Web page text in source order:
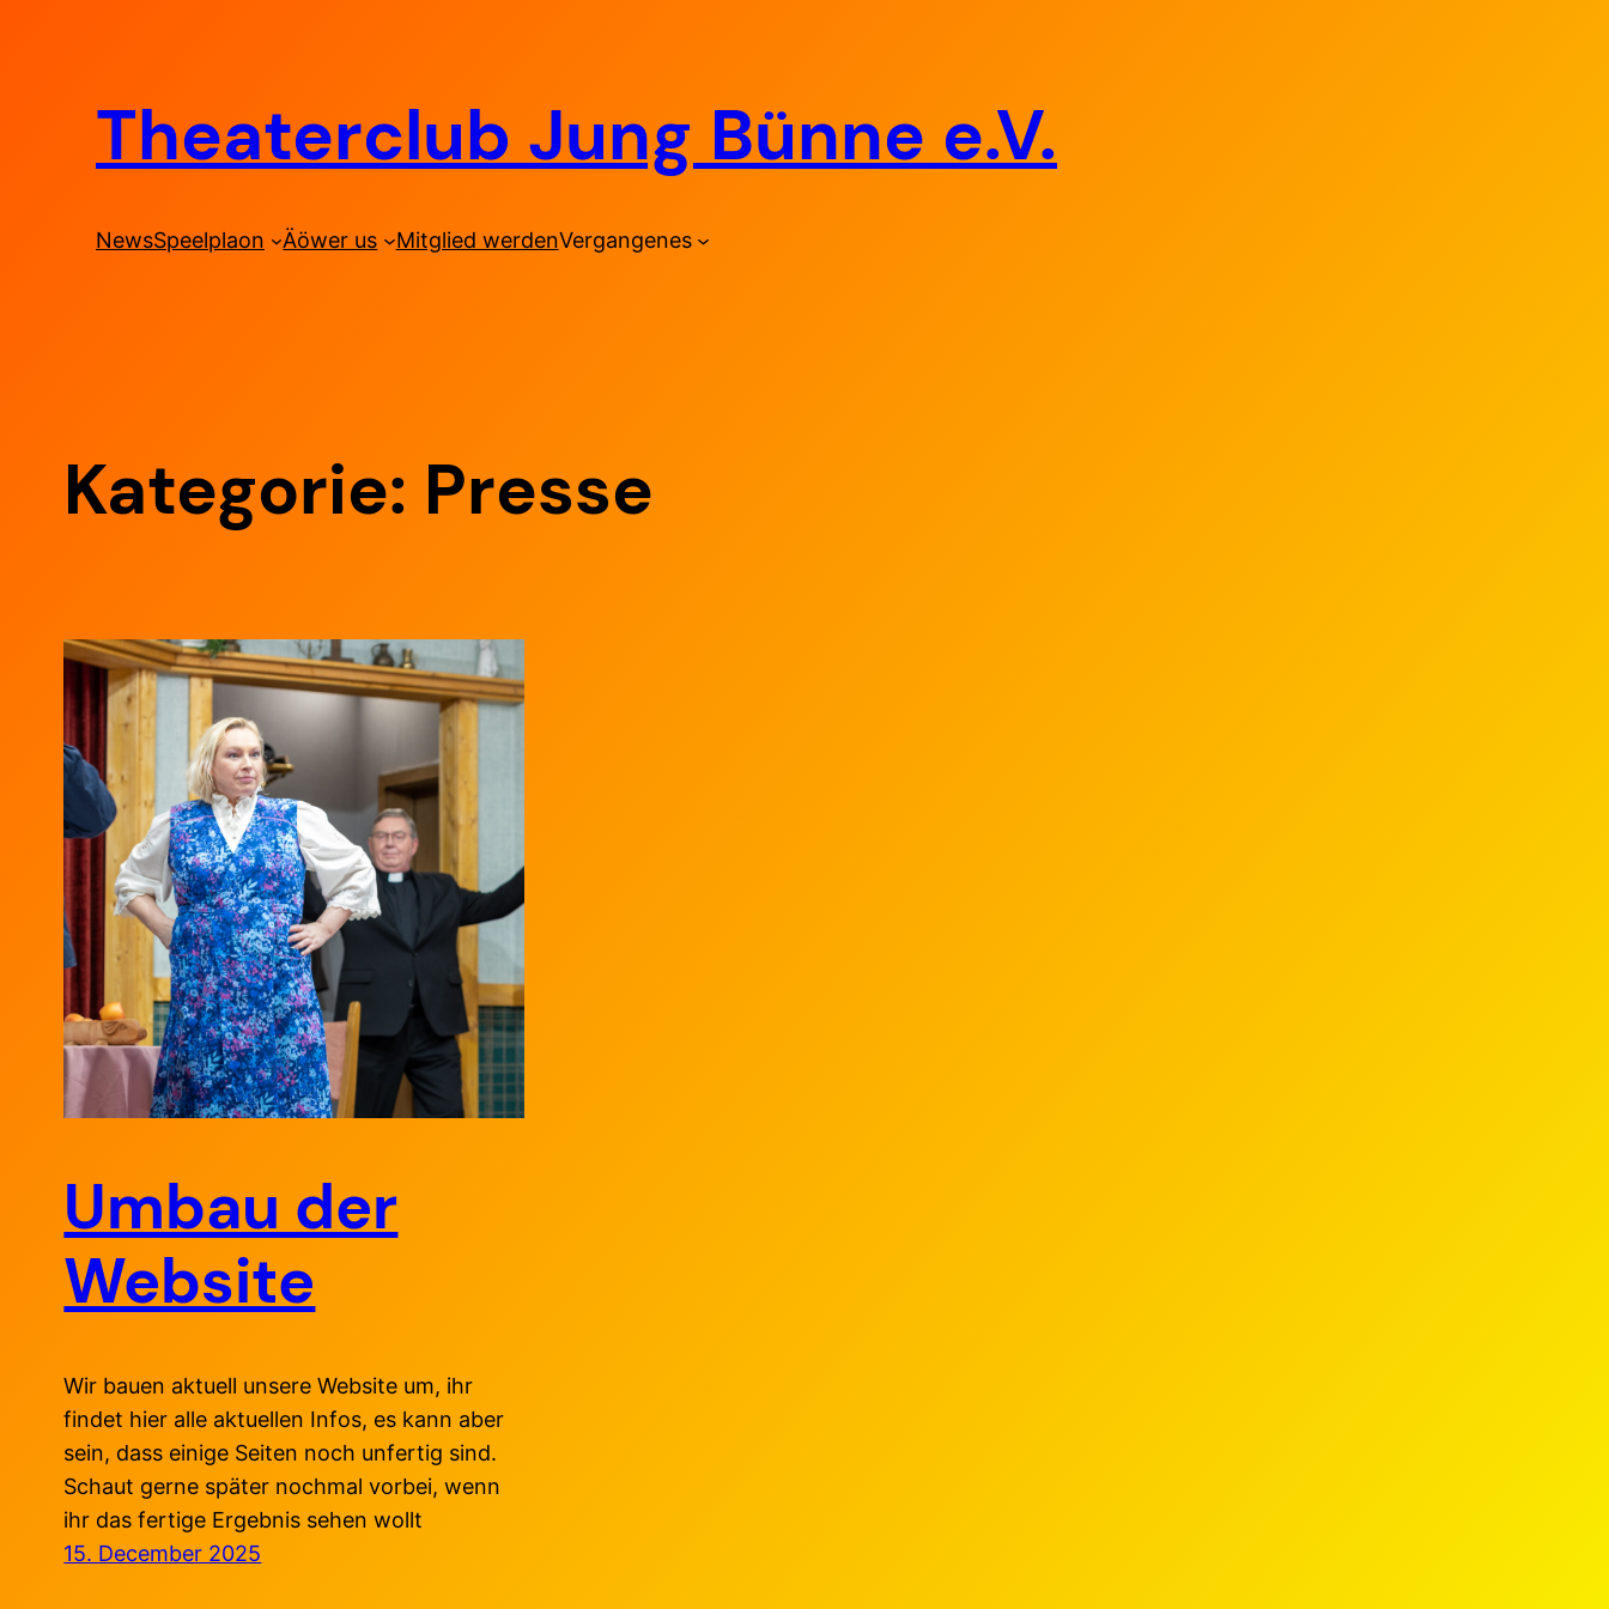
Theaterclub Jung Bünne e.V.
NewsSpeelplaon Äöwer us Mitglied werdenVergangenes
Kategorie: Presse
Umbau der
Website
Wir bauen aktuell unsere Website um, ihr
findet hier alle aktuellen Infos, es kann aber
sein, dass einige Seiten noch unfertig sind.
Schaut gerne später nochmal vorbei, wenn
ihr das fertige Ergebnis sehen wollt
15. December 2025